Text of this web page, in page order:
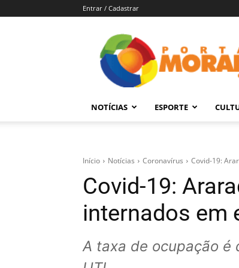
Entrar / Cadastrar
Morada
–
Araraquara
NOTÍCIAS ESPORTE
Início Notícias Coronavírus Covid-19:
Covid-19:
internados em
A taxa de ocupação é